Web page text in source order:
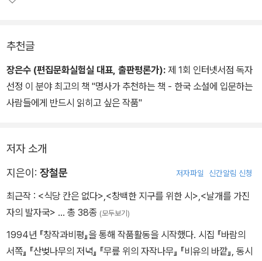
추천글
장은수 (편집문화실험실 대표, 출판평론가): 제 1회 인터넷서점 독자
선정 이 분야 최고의 책 "명사가 추천하는 책 - 한국 소설에 입문하는
사람들에게 반드시 읽히고 싶은 작품"
저자 소개
지은이: 장철문 저자파일 신간알림 신청
최근작 : <식당 칸은 없다>,<창백한 지구를 위한 시>,<날개를 가진
자의 발자국> … 총 38종 (모두보기)
1994년 『창작과비평』을 통해 작품활동을 시작했다. 시집 『바람의
서쪽』 『산벚나무의 저녁』 『무릎 위의 자작나무』 『비유의 바깥』, 동시